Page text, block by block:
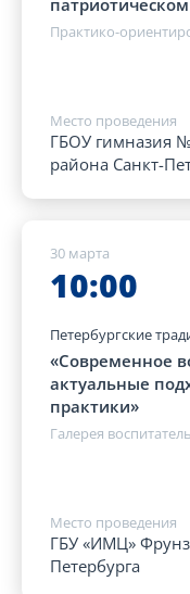
Практико-
Место проведения
ГБОУ гимназия
района Санкт-
30 марта
10:00
Петербургские
«Современное
актуальные
практики»
Галерея
Место проведения
ГБУ «ИМЦ»
Петербурга